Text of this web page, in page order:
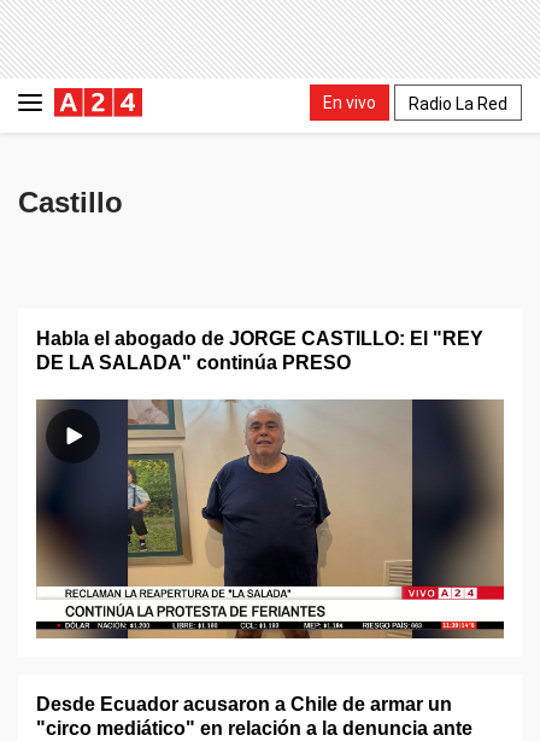
En vivo Radio La Red
Castillo
Habla el abogado de JORGE CASTILLO: El "REY
DE LA SALADA" continúa PRESO
Desde Ecuador acusaron a Chile de armar un
"circo mediático" en relación a la denuncia ante